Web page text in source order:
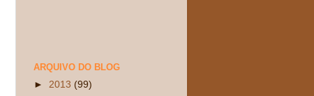
ARQUIVO DO BLOG
► 2013 (99)